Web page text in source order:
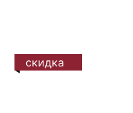
скидка